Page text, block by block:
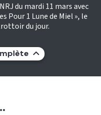
du mardi 11 mars avec
Pour 1 Lune de Miel », le
du jour.